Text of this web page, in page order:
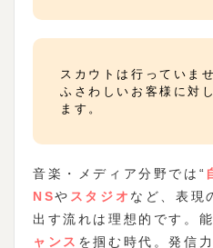
スカウトは行っていま
ふさわしいお客様に対
ます。
音楽・メディア分野では“
NSや スタジオ など、表現
出す流れは理想的です。
ャンス を掴む時代。発信